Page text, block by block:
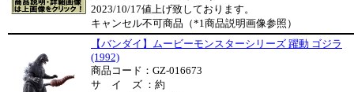
2023/10/17値上げ致しております。
キャンセル不可商品（*1商品説明画像参照）
【バンダイ】ムービーモンスターシリーズ 躍動 ゴジラ
(1992)
商品コード：GZ-016673
サ イ ズ ：約